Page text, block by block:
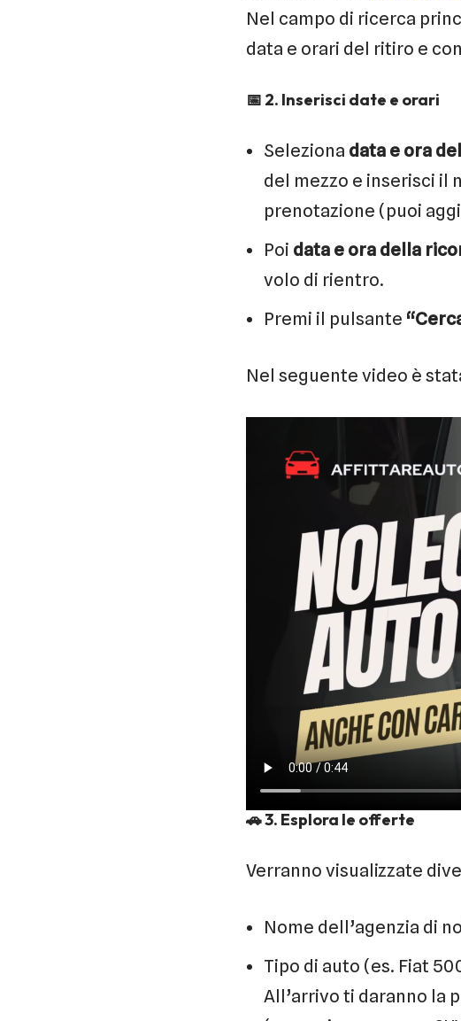
Nel campo di ricerca
data e orari del ritiro e
📅 2. Inserisci date e orari
Seleziona data e ora
del mezzo e inserisci il
prenotazione (puoi
Poi data e ora della
volo di rientro.
Premi il pulsante
Nel seguente video è
🚗3. Esplora le offerte
Verranno visualizzate
Nome dell’agenzia di
Tipo di auto (es. Fiat
All’arrivo ti daranno la